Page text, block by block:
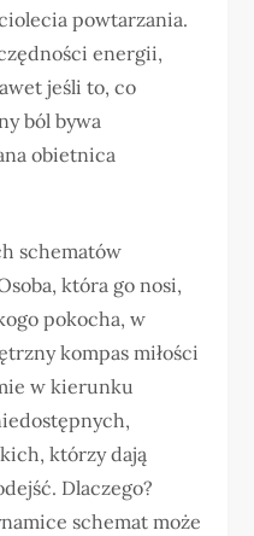
powtarzania.
energii,
jeśli to, co
ból bywa
obietnica
schematów
która go nosi,
pokocha, w
kompas miłości
w kierunku
którzy dają
Dlaczego?
schemat może